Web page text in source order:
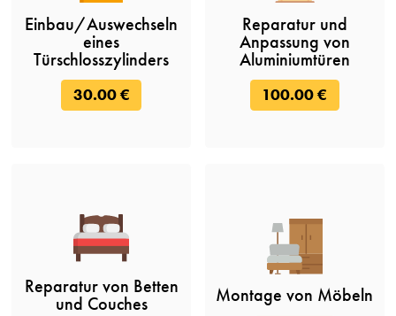
Einbau/Auswechseln
eines
Türschlosszylinders
30.00 €
Reparatur und
Anpassung von
Aluminiumtüren
100.00 €
Reparatur von Betten
und Couches
Montage von Möbeln